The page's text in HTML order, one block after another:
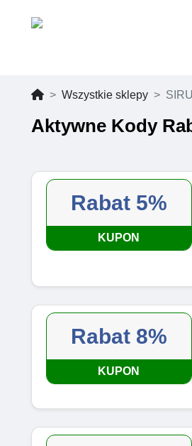
Wszystkie sklepy SIRUI
Aktywne Kody
Rabat 5%
KUPON
Rabat 8%
KUPON